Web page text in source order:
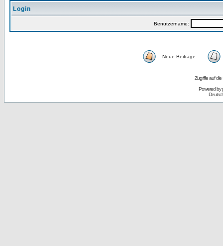
Login
Benutzername:
Neue Beiträge
Zugriffe auf
Powered by